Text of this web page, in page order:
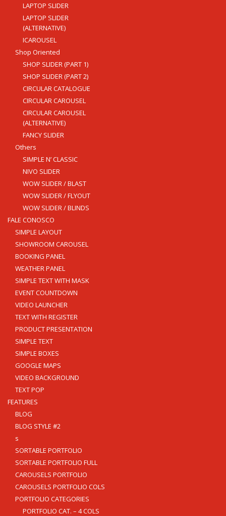
LAPTOP SLIDER
LAPTOP SLIDER
(ALTERNATIVE)
ICAROUSEL
Shop Oriented
SHOP SLIDER (PART 1)
SHOP SLIDER (PART 2)
CIRCULAR CATALOGUE
CIRCULAR CAROUSEL
CIRCULAR CAROUSEL
(ALTERNATIVE)
FANCY SLIDER
Others
SIMPLE N’ CLASSIC
NIVO SLIDER
WOW SLIDER / BLAST
WOW SLIDER / FLYOUT
WOW SLIDER / BLINDS
FALE CONOSCO
SIMPLE LAYOUT
SHOWROOM CAROUSEL
BOOKING PANEL
WEATHER PANEL
SIMPLE TEXT WITH MASK
EVENT COUNTDOWN
VIDEO LAUNCHER
TEXT WITH REGISTER
PRODUCT PRESENTATION
SIMPLE TEXT
SIMPLE BOXES
GOOGLE MAPS
VIDEO BACKGROUND
TEXT POP
FEATURES
BLOG
BLOG STYLE #2
s
SORTABLE PORTFOLIO
SORTABLE PORTFOLIO FULL
CAROUSELS PORTFOLIO
CAROUSELS PORTFOLIO COLS
PORTFOLIO CATEGORIES
PORTFOLIO CAT. – 4 COLS